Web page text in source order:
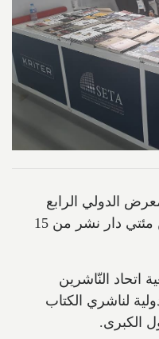
الدولي الرابع
للكتاب العربي بمشاركة أكثر من مئتي دار نشر من 15
النّاشرين
لناشري الكتاب
الكبرى.